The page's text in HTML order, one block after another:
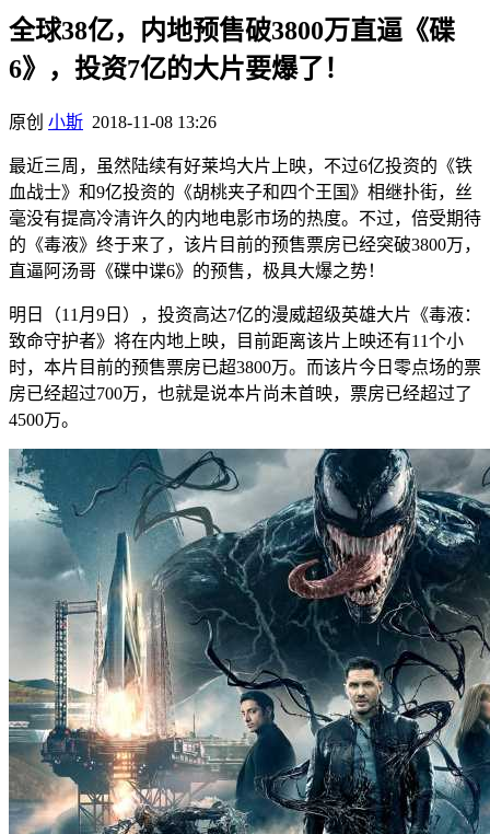
全球38亿，内地预售破3800万直逼《碟
6》，投资7亿的大片要爆了！
原创 小斯 2018-11-08 13:26
最近三周，虽然陆续有好莱坞大片上映，不过6亿投资的《铁
血战士》和9亿投资的《胡桃夹子和四个王国》相继扑街，丝
毫没有提高冷清许久的内地电影市场的热度。不过，倍受期待
的《毒液》终于来了，该片目前的预售票房已经突破3800万，
直逼阿汤哥《碟中谍6》的预售，极具大爆之势！
明日（11月9日），投资高达7亿的漫威超级英雄大片《毒液：
致命守护者》将在内地上映，目前距离该片上映还有11个小
时，本片目前的预售票房已超3800万。而该片今日零点场的票
房已经超过700万，也就是说本片尚未首映，票房已经超过了
4500万。